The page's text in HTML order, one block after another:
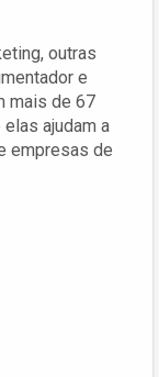
outras
e
mais de 67
ajudam a
empresas de